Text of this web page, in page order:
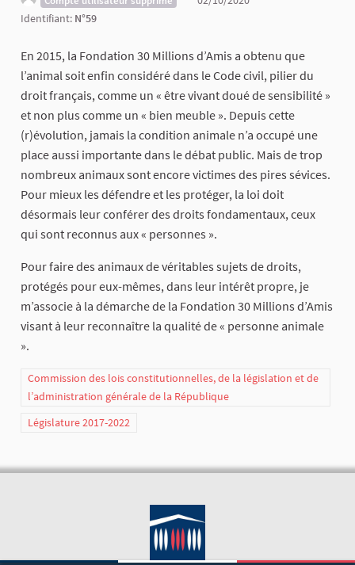
Identifiant: N°59
En 2015, la Fondation 30 Millions d’Amis a obtenu que
l’animal soit enfin considéré dans le Code civil, pilier du
droit français, comme un « être vivant doué de sensibilité »
et non plus comme un « bien meuble ». Depuis cette
(r)évolution, jamais la condition animale n’a occupé une
place aussi importante dans le débat public. Mais de trop
nombreux animaux sont encore victimes des pires sévices.
Pour mieux les défendre et les protéger, la loi doit
désormais leur conférer des droits fondamentaux, ceux
qui sont reconnus aux « personnes ».
Pour faire des animaux de véritables sujets de droits,
protégés pour eux-mêmes, dans leur intérêt propre, je
m’associe à la démarche de la Fondation 30 Millions d’Amis
visant à leur reconnaître la qualité de « personne animale
».
Commission des lois constitutionnelles, de la législation et de
l’administration générale de la République
Législature 2017-2022